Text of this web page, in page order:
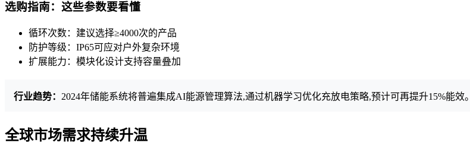
选购指南：这些参数要看懂
循环次数：建议选择≥4000次的产品
防护等级：IP65可应对户外复杂环境
扩展能力：模块化设计支持容量叠加
行业趋势： 2024年储能系统将普遍集成AI能源管理算法,通过机器学习优化充放电策略,预计可再提升15%能效。
全球市场需求持续升温